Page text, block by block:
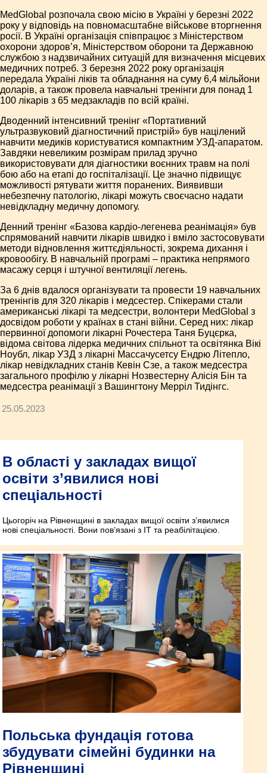
MedGlobal розпочала свою місію в Україні у березні 2022
року у відповідь на повномасштабне військове вторгнення
росії. В Україні організація співпрацює з Міністерством
охорони здоров’я, Міністерством оборони та Державною
службою з надзвичайних ситуацій для визначення місцевих
медичних потреб. З березня 2022 року організація
передала Україні ліків та обладнання на суму 6,4 мільйони
доларів, а також провела навчальні тренінги для понад 1
100 лікарів з 65 медзакладів по всій країні.
Дводенний інтенсивний тренінг «Портативний
ультразвуковий діагностичний пристрій» був націлений
навчити медиків користуватися компактним УЗД-апаратом.
Завдяки невеликим розмірам прилад зручно
використовувати для діагностики воєнних травм на полі
бою або на етапі до госпіталізації. Це значно підвищує
можливості рятувати життя поранених. Виявивши
небезпечну патологію, лікарі можуть своєчасно надати
невідкладну медичну допомогу.
Денний тренінг «Базова кардіо-легенева реанімація» був
спрямований навчити лікарів швидко і вміло застосовувати
методи відновлення життєдіяльності, зокрема дихання і
кровообігу. В навчальній програмі – практика непрямого
масажу серця і штучної вентиляції легень.
За 6 днів вдалося організувати та провести 19 навчальних
тренінгів для 320 лікарів і медсестер. Спікерами стали
американські лікарі та медсестри, волонтери MedGlobal з
досвідом роботи у країнах в стані війни. Серед них: лікар
первинної допомоги лікарні Рочестера Таня Буцєрка,
відома світова лідерка медичних спільнот та освітянка Вікі
Ноубл, лікар УЗД з лікарні Массачусетсу Ендрю Літепло,
лікар невідкладних станів Кевін Сзе, а також медсестра
загального профілю у лікарні Нозвестерну Алісія Бін та
медсестра реанімації з Вашингтону Мерріл Тидінгс.
25.05.2023
В області у закладах вищої
освіти з’явилися нові
спеціальності
Цьогоріч на Рівненщині в закладах вищої освіти з’явилися
нові спеціальності. Вони пов’язані з ІТ та реабілітацією.
Польська фундація готова
збудувати сімейні будинки на
Рівненщині